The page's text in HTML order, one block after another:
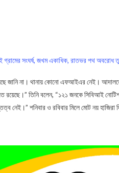
গ্রামের সংঘর্ষ, জখম একাধিক, রাতভর পথ অবরোধ
জানি না। থানায় কোনো এফআইএর নেই।
রয়েছে।” তিনি বলেন, “১২১ জনকে সিবিআই
শনিবার ও রবিবার মিলে মোট নয় হাজিরা